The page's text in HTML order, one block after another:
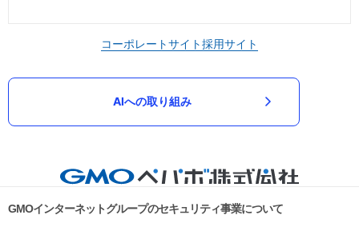
コーポレートサイト採用サイト
AIへの取り組み
GMOインターネットグループのセキュリティ事業について